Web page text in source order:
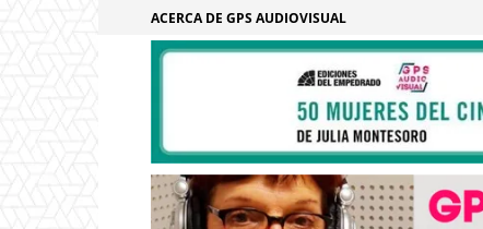
ACERCA DE GPS AUDIOVISUAL